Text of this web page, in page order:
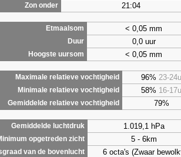
Zon onder 21:04
Etmaalsom < 0,05 mm
Duur 0,0 uur
Hoogste uursom < 0,05 mm
Maximale relatieve vochtigheid 96% 23-24u
Minimale relatieve vochtigheid 58% 16-17u
Gemiddelde relatieve vochtigheid 79%
Gemiddelde luchtdruk 1.019,1 hPa
opgetreden zicht 5 - 6km
van de bovenlucht 6 octa's (Zwaar